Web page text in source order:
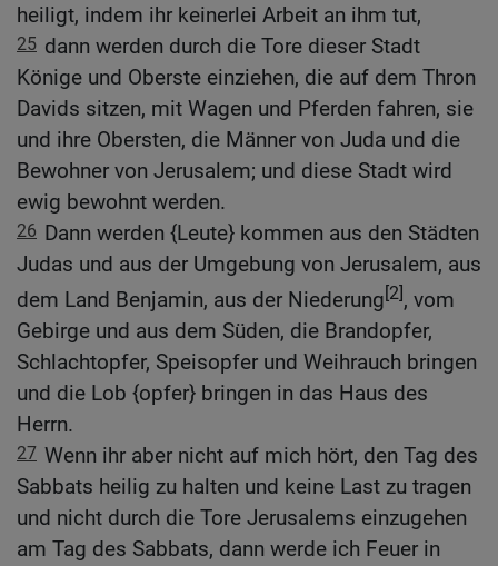
heiligt, indem ihr keinerlei Arbeit an ihm tut,
25 dann werden durch die Tore dieser Stadt
Könige und Oberste einziehen, die auf dem Thron
Davids sitzen, mit Wagen und Pferden fahren, sie
und ihre Obersten, die Männer von Juda und die
Bewohner von Jerusalem; und diese Stadt wird
ewig bewohnt werden.
26 Dann werden {Leute} kommen aus den Städten
Judas und aus der Umgebung von Jerusalem, aus
dem Land Benjamin, aus der Niederung[2], vom
Gebirge und aus dem Süden, die Brandopfer,
Schlachtopfer, Speisopfer und Weihrauch bringen
und die Lob {opfer} bringen in das Haus des
Herrn.
27 Wenn ihr aber nicht auf mich hört, den Tag des
Sabbats heilig zu halten und keine Last zu tragen
und nicht durch die Tore Jerusalems einzugehen
am Tag des Sabbats, dann werde ich Feuer in